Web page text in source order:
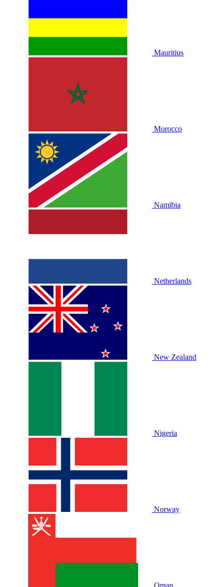
Mauritius
Morocco
Namibia
Netherlands
New Zealand
Nigeria
Norway
Oman